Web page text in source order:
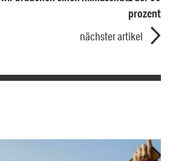
prozent
nächster artikel